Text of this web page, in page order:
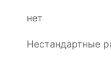
нет
Нестандартные